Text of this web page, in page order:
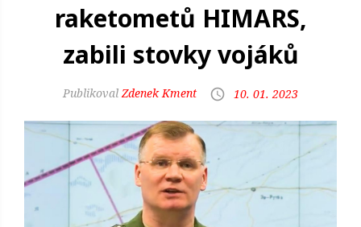
raketometů HIMARS,
zabili stovky vojáků
Zdenek Kment 10. 01. 2023